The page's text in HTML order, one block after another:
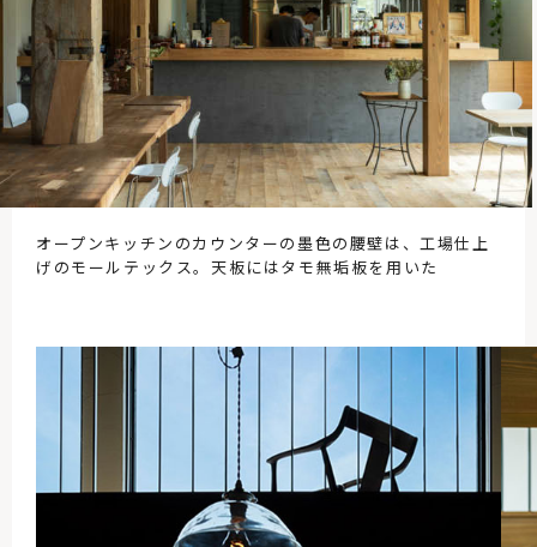
オープンキッチンのカウンターの墨色の腰壁は、工場仕上
げのモールテックス。天板にはタモ無垢板を用いた